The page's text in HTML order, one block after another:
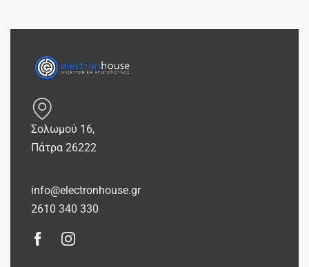
Σολωμού 16,
Πάτρα 26222
info@electronhouse.gr
2610 340 330